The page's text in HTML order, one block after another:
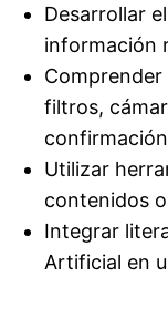
Desarrollar
información
filtros,
Utilizar
contenidos
Integrar
Artificial en